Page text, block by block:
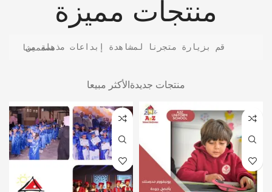
منتجات مميزة
قم بزيارة متجرنا لمشاهدة إبداعات مذهلة من مصممينا
منتجات جديدة الأكثر مبيعا